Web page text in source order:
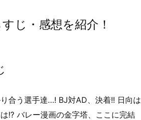
じ・感想を紹介！
合う選手達…! BJ対AD、決着!! 日向は
!? バレー漫画の金字塔、ここに完結